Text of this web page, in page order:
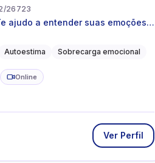
26723
ajudo a entender suas emoções e
lidar com o que você está vivendo
Autoestima Sobrecarga emocional
Online
Ver Perfil